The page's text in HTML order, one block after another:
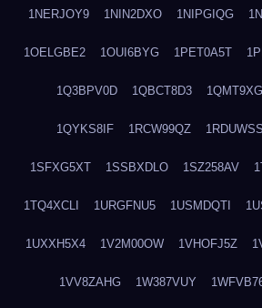
1NERJOY9 1NIN2DXO 1NIPGIQG
1OELGBE2 1OUI6BYG 1PET0A5T
1Q3BPV0D 1QBCT8D3
1QYKS8IF 1RCW99QZ
1SFXG5XT 1SSBXDLO 1SZ258AV
1TQ4XCLI 1URGFNU5 1USMDQTI
1UXXH5X4 1V2M00OW 1VHOFJ5Z
1VV8ZAHG 1W387VUY